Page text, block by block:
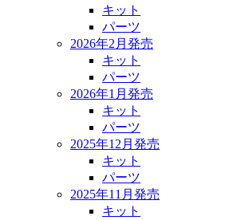
キット
パーツ
2026年2月発売
キット
パーツ
2026年1月発売
キット
パーツ
2025年12月発売
キット
パーツ
2025年11月発売
キット